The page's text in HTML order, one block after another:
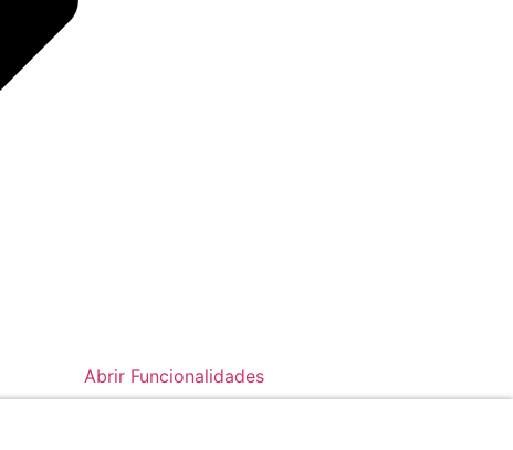
Abrir Funcionalidades